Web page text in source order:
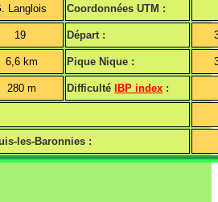
Langlois Coordonnées UTM :
19 Départ :
6,6 km Pique Nique :
280 m Difficulté IBP index :
les-Baronnies :